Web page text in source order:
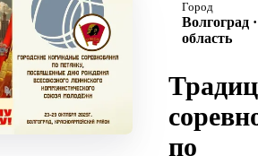
Город
Волгоград
область
по